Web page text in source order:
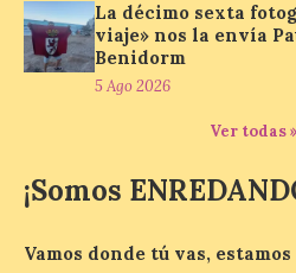
Última llamada:
total del 12 de agosto.
Dónde alojarse y a qué
precio
León es la
pero también
más agotadas:
La décimo sexta
viaje» nos la envía
Benidorm
5 Ago 2026
Ver todas »
¡Somos
Vamos donde tú vas,